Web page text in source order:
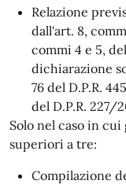
Relazione
dall'art. 8,
commi 4 e 5,
dichiarazione
76 del D.P.R.
del D.P.R. 227/
Solo nel caso in
superiori a tre:
Compilazione